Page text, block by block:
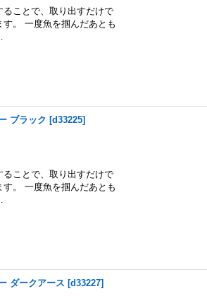
ことで、取り出すだけで
。 一度魚を掴んだあとも
ブラック [d33225]
ことで、取り出すだけで
。 一度魚を掴んだあとも
ダークアース [d33227]